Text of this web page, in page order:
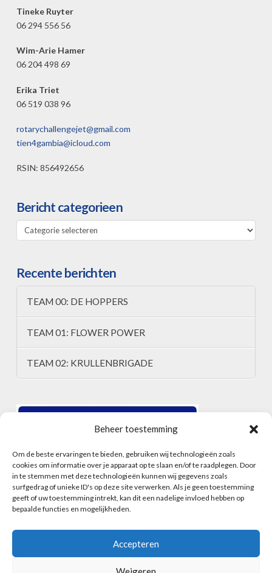
Beheer toestemming
Om de beste ervaringen te bieden, gebruiken wij technologieën zoals
cookies om informatie over je apparaat op te slaan en/of te raadplegen. Door
in te stemmen met deze technologieën kunnen wij gegevens zoals
surfgedrag of unieke ID's op deze site verwerken. Als je geen toestemming
geeft of uw toestemming intrekt, kan dit een nadelige invloed hebben op
bepaalde functies en mogelijkheden.
Accepteren
Tineke Ruyter
06 294 556 56
Wim-Arie Hamer
06 204 498 69
Erika Triet
06 519 038 96
rotarychallengejet@gmail.com
tien4gambia@icloud.com
RSIN: 856492656
Bericht categorieen
Bericht
categorieen
Recente berichten
TEAM 00: DE HOPPERS
TEAM 01: FLOWER POWER
TEAM 02: KRULLENBRIGADE
ALGEMENE VOORWAARDEN